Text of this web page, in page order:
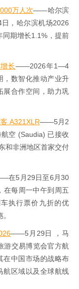
万人次——哈尔滨
，哈尔滨机场2026
期增长1.1%，提前
长——2026年1—4
，数智化推动产业升
展合作空间，助力巩
A321XLR——5月2
空 (Saudia) 已接收
和非洲地区首家交付
在5月29日至6月30
在每周一中午到周五
执行票价九折的优
——5月29日 ，马
游交易博览会官方航
在中国市场的战略布
航区域以及全球航线